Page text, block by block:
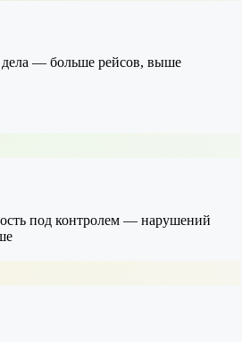
— больше рейсов, выше
под контролем — нарушений